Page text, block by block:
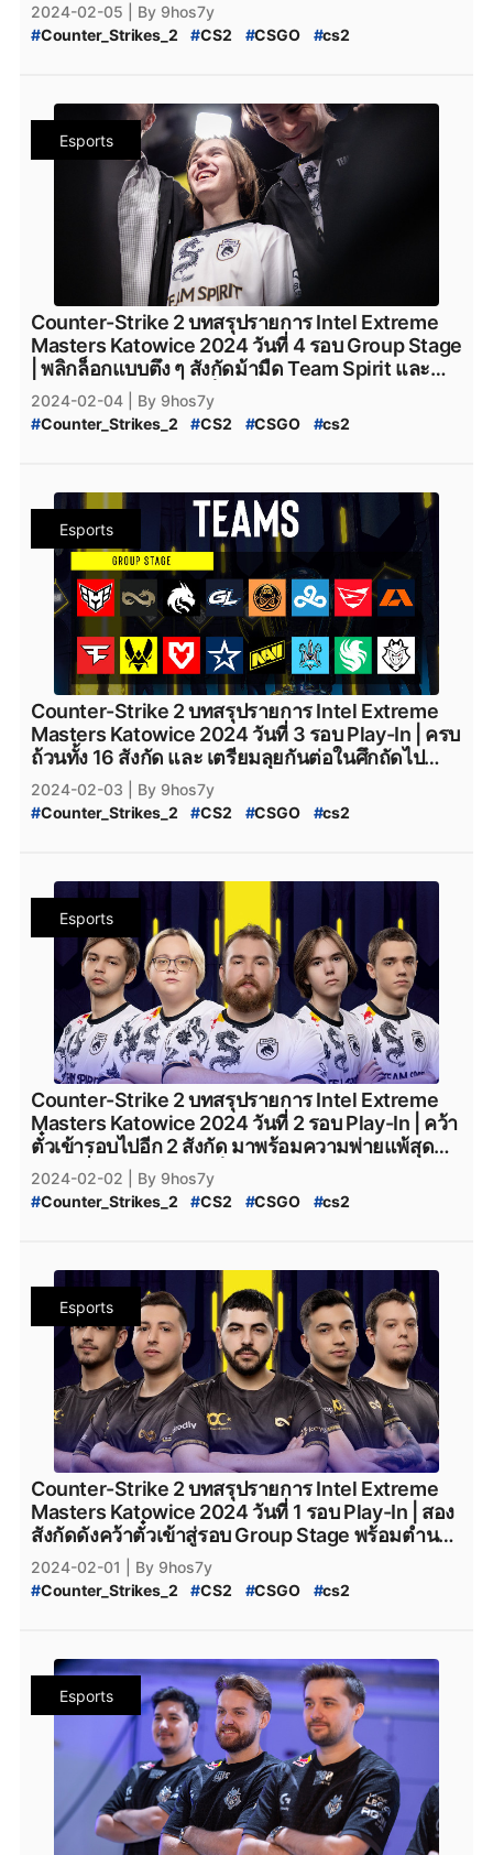
2024-02-05
| By 9hos7y
#Counter_Strikes_2 #CS2 #CSGO #cs2
Counter_Strike_Global_Offensive #valve #Valve
# Natus_Vincere #navi #
Heroic #Faze_Clan #FaZe_Clan #Cloud9
#g2esports #Complexity_Gaming
GamerLegion # Gamer_Legion #Team_Falcons
Team_Spirit #VirtusPro #Astralis #AstralisCS2
BIG_CS2 #Eternal_fire # BetBoom
BetBoomTeam # Betboom Betboom_CS2
#TheMongolz #FURIA
#FURIA_CS2 #Team_Spirit_CS2 #M80 #M80_CS2
#Rooster #Rooster_CS2 #Rebels # Rebels_Gaming
#Rebels_Gaming_CS2 #Monte #Monte_CS2 #MOUZ
# MOUZ_CS2 #Steam #เกมsteam #steam
Esports
Counter-Strike 2 บทสรุปรายการ Intel Extreme
Masters Katowice 2024 วันที่ 4 รอบ Group Stage
| พลิกล็อกแบบตึง ๆ สังกัดม้ามืด Team Spirit และ
Eternal Fire ถล่มตัวเต็งแบบยับ ๆ
2024-02-04
| By 9hos7y
#Counter_Strikes_2 #CS2 #CSGO #cs2
Counter_Strike_Global_Offensive #valve #Valve
Natus_Vincere #navi #NAVI
Heroic #Faze_Clan # FaZe_Clan Cloud9 #
G2Esports # g2esports
Complexity_Gaming
GamerLegion Gamer_Legion #Team_Falcons
Team_Spirit #VirtusPro #Astralis #AstralisCS2
BIG_CS2 Eternal_fire # BetBoom
BetBoomTeam #Betboom #Betboom_CS2 #ENCE
ENCE_CS2 #TheMongolz FURIA #Furia_Esports
#FURIA_CS2 #Team_Spirit_CS2 #M80 #M80_CS2
#Rooster #Rooster_CS2 #Rebels # Rebels_Gaming
#Rebels_Gaming_CS2 #Monte #Monte_CS2 #MOUZ
#MOUZ_CS2 # Steam #เกมsteam #steam
Esports
Counter-Strike 2 บทสรุปรายการ Intel Extreme
Masters Katowice 2024 วันที่ 3 รอบ Play-In | ครบ
ถ้วนทั้ง 16 สังกัด และ เตรียมลุยกันต่อในศึกถัดไป
อย่าง Group Stage
2024-02-03
| By 9hos7y
#Counter_Strikes_2 #CS2 #CSGO #cs2
Counter_Strike_Global_Offensive #valve #Valve
Natus_Vincere #
Heroic #Faze_Clan FaZe_Clan #Cloud9 #C9
G2Esports #g2esports #Complexity_Gaming
GamerLegion #Gamer_Legion # Team_Falcons
Team_Spirit VirtusPro #Astralis #AstralisCS2
BIG #BIG_CS2 #Eternal_fire #BetBoom
BetBoomTeam #Betboom #Betboom_CS2 #ENCE
ENCE_CS2 #TheMongolz FURIA #Furia_Esports
#FURIA_CS2 #Team_Spirit_CS2 #M80 #M80_CS2
#Rooster #Rooster_CS2 #Rebels # Rebels_Gaming
#Rebels_Gaming_CS2 #Monte #Monte_CS2
MOUZ
# MOUZ_CS2 #Steam #เกมsteam # steam
Esports
Counter-Strike 2 บทสรุปรายการ Intel Extreme
Masters Katowice 2024 วันที่ 2 รอบ Play-In | คว้า
ตั๋วเข้ารอบไปอีก 2 สังกัด มาพร้อมความพ่ายแพ้สุด
เหลือเชื่อของสังกัดตัวเต็งอย่าง Astralis
2024-02-02
| By 9hos7y
#Counter_Strikes_2 #CS2 #CSGO #cs2
Counter_Strike_Global_Offensive #valve #Valve
#Natus_Vincere # navi #NAVI
Heroic #Faze_Clan FaZe_Clan #Cloud9 #C9
G2Esports #g2esports #Complexity_Gaming
GamerLegion #Gamer_Legion #Team_Falcons
Team_Spirit #VirtusPro #Astralis #AstralisCS2
BIG #BIG_CS2 #Eternal_fire # BetBoom
BetBoomTeam #Betboom #Betboom_CS2 #ENCE
ENCE_CS2 #TheMongolz #FURIA #Furia_Esports
#FURIA_CS2 #Team_Spirit_CS2 #M80 #M80_CS2
#Rooster #Rooster_CS2 #Rebels # Rebels_Gaming
#Rebels_Gaming_CS2 #Monte #Monte_CS2 #MOUZ
#MOUZ_CS2 # Steam #เกมsteam # steam
Esports
Counter-Strike 2 บทสรุปรายการ Intel Extreme
Masters Katowice 2024 วันที่ 1 รอบ Play-In | สอง
สังกัดดังคว้าตั๋วเข้าสู่รอบ Group Stage พร้อมตำนาน
บทใหม่ของ Team Spirit
2024-02-01
| By 9hos7y
#Counter_Strikes_2 #CS2 #CSGO #cs2
Counter_Strike_Global_Offensive #valve #Valve
#Natus_Vincere #navi #NAVI
Heroic #Faze_Clan #FaZe_Clan #Cloud9 #C9
G2Esports g2esports #Complexity_Gaming
GamerLegion #Gamer_Legion #Team_Falcons
Team_Spirit #VirtusPro #Astralis #AstralisCS2
#BIG_CS2 #Eternal_fire #BetBoom
BetBoomTeam #Betboom #Betboom_CS2 #ENCE
ENCE_CS2 #TheMongolz #FURIA #Furia_Esports
Esports